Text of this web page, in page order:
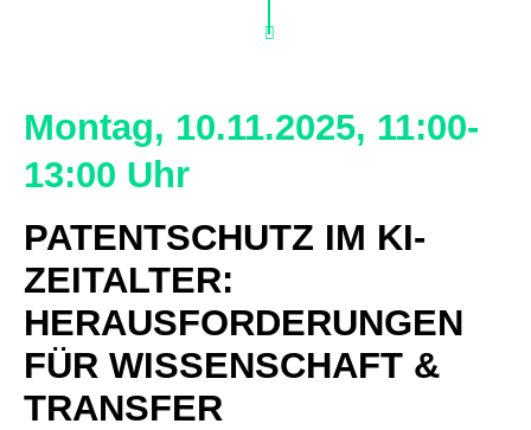
Montag, 10.11.2025, 11:00-
13:00 Uhr
PATENTSCHUTZ IM KI-
ZEITALTER:
HERAUSFORDERUNGEN
FÜR WISSENSCHAFT &
TRANSFER